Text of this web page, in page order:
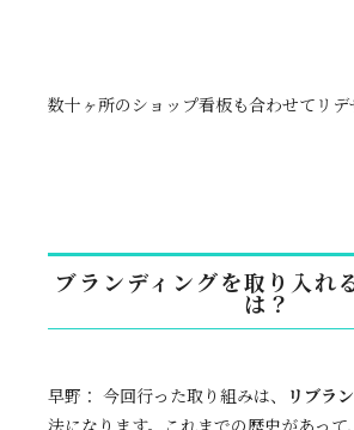
数十ヶ所のショップ看板も合わせてリデ
ブランディングを取り入れ
は？
早野： 今回行った取り組みは、 リブラ
法になります。これまでの歴史があっ